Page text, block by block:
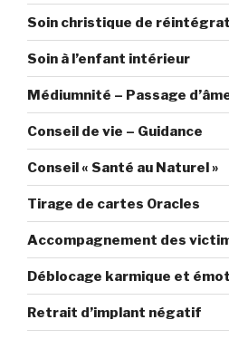
Soin christique de
Soin à l’enfant intérieur
Médiumnité – Passage
Conseil de vie – Guidance
Conseil « Santé au Naturel »
Tirage de cartes Oracles
Accompagnement des
Déblocage karmique et
Retrait d’implant négatif